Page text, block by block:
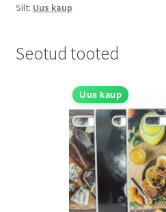
Silt: Uus kaup
Seotud tooted
Uus kaup